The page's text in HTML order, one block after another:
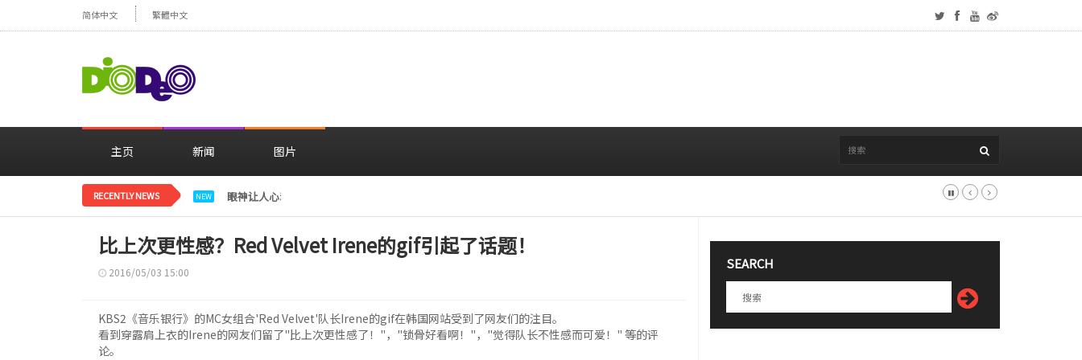
简体中文 繁體中文
主页 新闻 图片
RECENTLY NEWS NEW 眼神让人心动，美貌闪耀……安宥真，就算瞪着看也很漂亮呢
比上次更性感？Red Velvet Irene的gif引起了话题！
2016/05/03 15:00
KBS2《音乐银行》的MC女组合'Red Velvet'队长Irene的gif在韩国网站受到了网友们的注目。
看到穿露肩上衣的Irene的网友们留了"比上次更性感了！"，"锁骨好看啊！"，"觉得队长不性感而可爱！" 等的评
论。
SEARCH